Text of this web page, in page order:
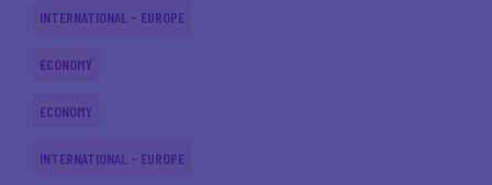
INTERNATIONAL - EUROPE
ECONOMY
ECONOMY
INTERNATIONAL - EUROPE